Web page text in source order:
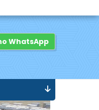
WhatsApp